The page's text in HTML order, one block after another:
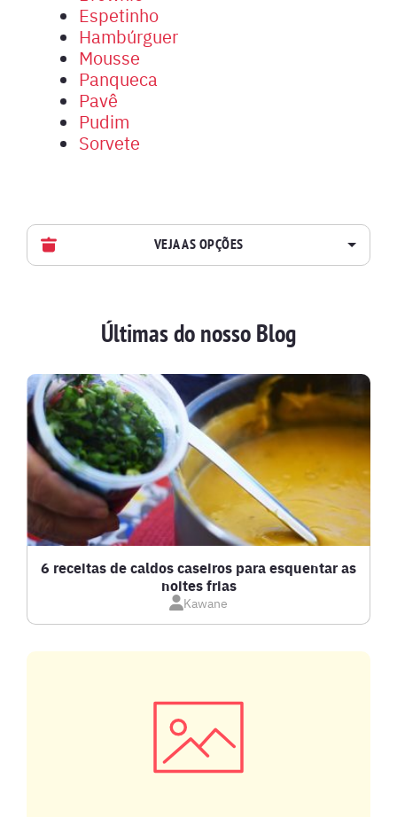
Espetinho
Hambúrguer
Mousse
Panqueca
Pavê
Pudim
Sorvete
VEJA AS OPÇÕES
BATIDAS
BEBIDAS E DRINKS
BISCOITOS
BOLOS E TORTAS
CALDOS
CARNE BOVINA
COMPOTAS E GELEIAS
Últimas do nosso Blog
6 receitas de caldos caseiros para esquentar as
noites frias
Kawane